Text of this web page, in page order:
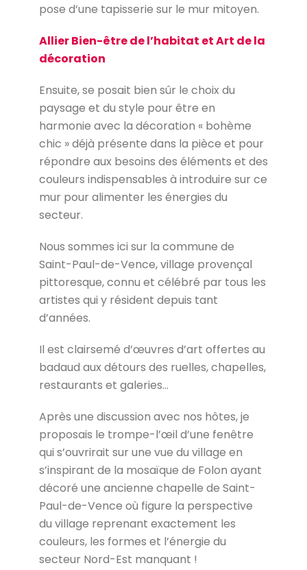
pose d’une tapisserie sur le mur mitoyen.
Allier Bien-être de l’habitat et Art de la
décoration
Ensuite, se posait bien sûr le choix du
paysage et du style pour être en
harmonie avec la décoration « bohème
chic » déjà présente dans la pièce et pour
répondre aux besoins des éléments et des
couleurs indispensables à introduire sur ce
mur pour alimenter les énergies du
secteur.
Nous sommes ici sur la commune de
Saint-Paul-de-Vence, village provençal
pittoresque, connu et célébré par tous les
artistes qui y résident depuis tant
d’années.
Il est clairsemé d’œuvres d’art offertes au
badaud aux détours des ruelles, chapelles,
restaurants et galeries…
Après une discussion avec nos hôtes, je
proposais le trompe-l’œil d’une fenêtre
qui s’ouvrirait sur une vue du village en
s’inspirant de la mosaïque de Folon ayant
décoré une ancienne chapelle de Saint-
Paul-de-Vence où figure la perspective
du village reprenant exactement les
couleurs, les formes et l’énergie du
secteur Nord-Est manquant !